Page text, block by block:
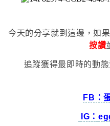
今天的分享就到這邊，如
按讚
追蹤獲得最即時的動
FB：
IG：